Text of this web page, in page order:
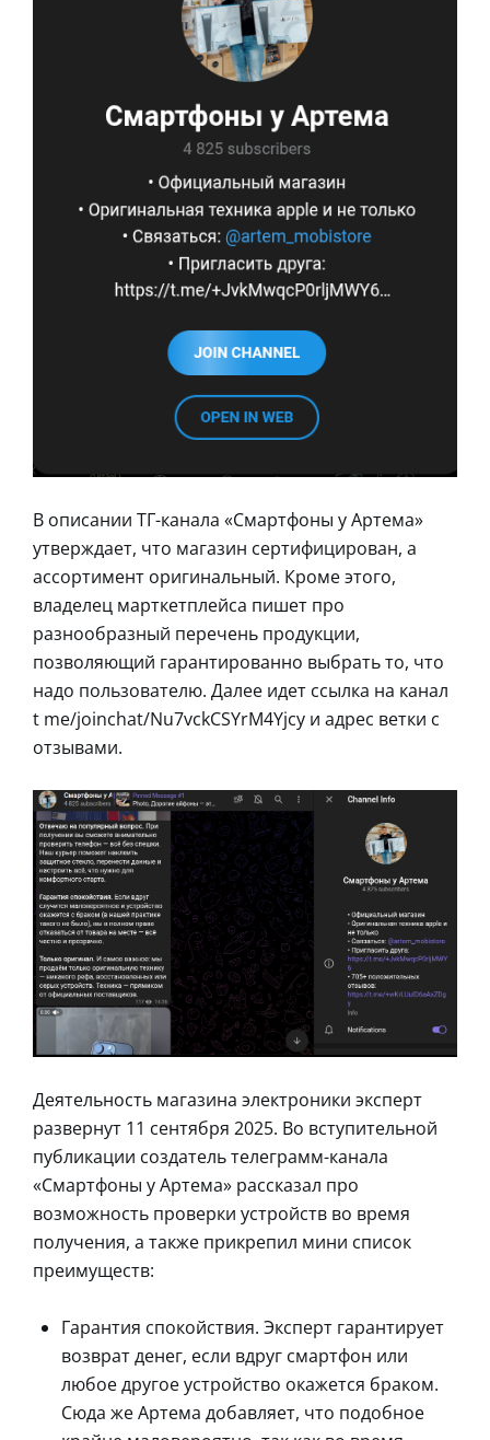
В описании ТГ-канала «Смартфоны у Артема»
утверждает, что магазин сертифицирован, а
ассортимент оригинальный. Кроме этого,
владелец марткетплейса пишет про
разнообразный перечень продукции,
позволяющий гарантированно выбрать то, что
надо пользователю. Далее идет ссылка на канал
t me/joinchat/Nu7vckCSYrM4Yjcy и адрес ветки с
отзывами.
Деятельность магазина электроники эксперт
развернут 11 сентября 2025. Во вступительной
публикации создатель телеграмм-канала
«Смартфоны у Артема» рассказал про
возможность проверки устройств во время
получения, а также прикрепил мини список
преимуществ:
Гарантия спокойствия. Эксперт гарантирует
возврат денег, если вдруг смартфон или
любое другое устройство окажется браком.
Сюда же Артема добавляет, что подобное